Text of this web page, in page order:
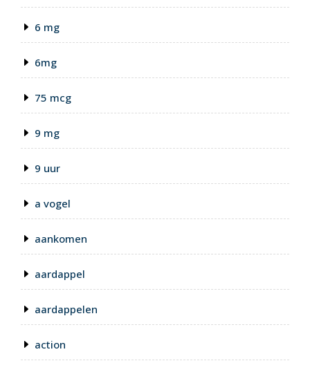
6 mg
6mg
75 mcg
9 mg
9 uur
a vogel
aankomen
aardappel
aardappelen
action